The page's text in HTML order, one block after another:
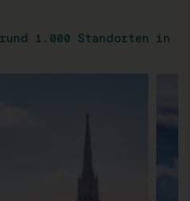
rund 1.000 Standorten in